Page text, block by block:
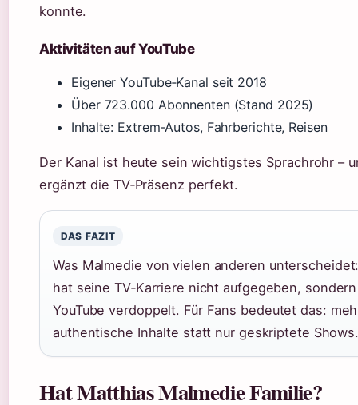
konnte.
Aktivitäten auf YouTube
Eigener YouTube‑Kanal seit 2018
Über 723.000 Abonnenten (Stand 2025)
Inhalte: Extrem‑Autos, Fahrberichte, Reisen
Der Kanal ist heute sein wichtigstes Sprachrohr –
ergänzt die TV‑Präsenz perfekt.
DAS FAZIT
Was Malmedie von vielen anderen
hat seine TV‑Karriere nicht aufgegeben,
YouTube verdoppelt. Für Fans bedeutet das:
authentische Inhalte statt nur geskriptete
Hat Matthias Malmedie Familie?